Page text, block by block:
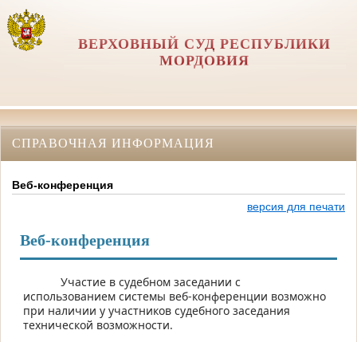
ВЕРХОВНЫЙ СУД РЕСПУБЛИКИ
МОРДОВИЯ
СПРАВОЧНАЯ ИНФОРМАЦИЯ
Веб-конференция
версия для печати
Веб‑конференция
Участие в судебном заседании с
использованием системы веб-конференции возможно
при наличии у участников судебного заседания
технической возможности.